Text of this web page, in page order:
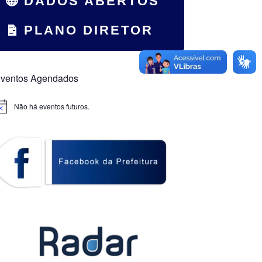
PLANO DIRETOR
Agendados
Não há eventos futuros.